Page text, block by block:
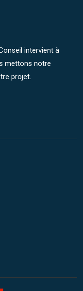
intervient à
mettons notre
projet.